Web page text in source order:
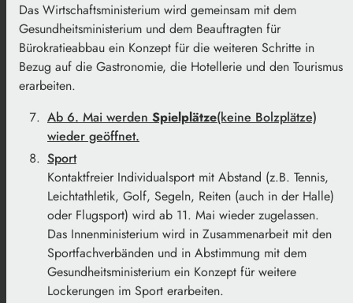
Das Wirtschaftsministerium wird gemeinsam mit dem
Gesundheitsministerium und dem Beauftragten für
Bürokratieabbau ein Konzept für die weiteren Schritte in
Bezug auf die Gastronomie, die Hotellerie und den Tourismus
erarbeiten.
Ab 6. Mai werden Spielplätze(keine Bolzplätze)
wieder geöffnet.
Sport
Kontaktfreier Individualsport mit Abstand (z.B. Tennis,
Leichtathletik, Golf, Segeln, Reiten (auch in der Halle)
oder Flugsport) wird ab 11. Mai wieder zugelassen.
Das Innenministerium wird in Zusammenarbeit mit den
Sportfachverbänden und in Abstimmung mit dem
Gesundheitsministerium ein Konzept für weitere
Lockerungen im Sport erarbeiten.